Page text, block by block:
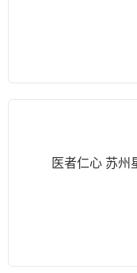
医者仁心 苏州